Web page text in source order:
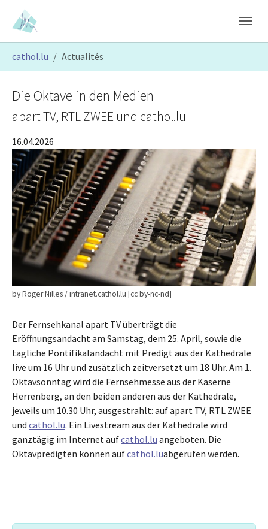
Skip to main content
Skip to page footer
cathol.lu Actualités
by Roger Nilles / intranet.cathol.lu [cc by-nc-nd]
Die Oktave in den Medien
apart TV, RTL ZWEE und cathol.lu
16.04.2026
Der Fernsehkanal apart TV überträgt die
Eröffnungsandacht am Samstag, dem 25. April, sowie die
tägliche Pontifikalandacht mit Predigt aus der Kathedrale
live um 16 Uhr und zusätzlich zeitversetzt um 18 Uhr. Am 1.
Oktavsonntag wird die Fernsehmesse aus der Kaserne
Herrenberg, an den beiden anderen aus der Kathedrale,
jeweils um 10.30 Uhr, ausgestrahlt: auf apart TV, RTL ZWEE
und cathol.lu. Ein Livestream aus der Kathedrale wird
ganztägig im Internet aufcathol.lu angeboten. Die
Oktavpredigten können aufcathol.luabgerufen werden.